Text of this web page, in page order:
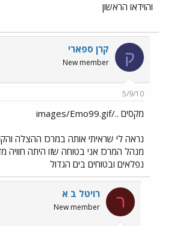
והוידאו הראשון
ק קרן ספארי
New member
5/9/10
מקסים ../images/Emo99.gif
נראה לי שראיתי אותה במרכז ההצלה
מנהל המרכז אני בטוחה שזו היתה חוויה
נפלאים ובטוחים בים הגדול
ר רויטל ב א
New member